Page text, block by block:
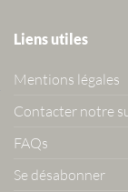
Liens utiles
Mentions légales
Contacter notre
FAQs
Se désabonner